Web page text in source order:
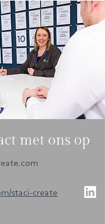
met ons op.
staci-create